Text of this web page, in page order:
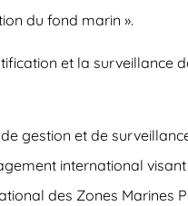
du fond marin ».
et la
gestion et de
international
des Zones Marines